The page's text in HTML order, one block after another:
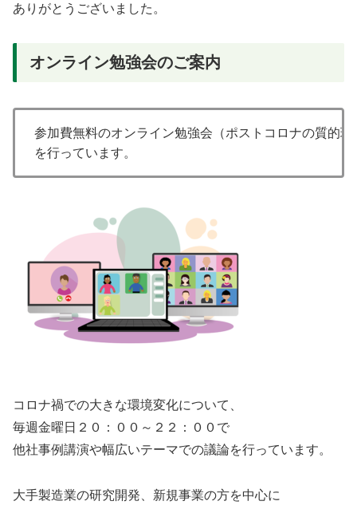
ありがとうございました。
オンライン勉強会のご案内
参加費無料のオンライン勉強会（ポストコロナの質的
を行っています。
コロナ禍での大きな環境変化について、
毎週金曜日２０：００～２２：００で
他社事例講演や幅広いテーマでの議論を行っています。
大手製造業の研究開発、新規事業の方を中心に